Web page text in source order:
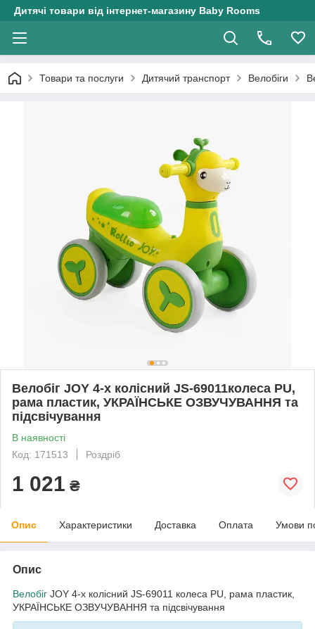
Дитячі товари від інтернет-магазину Baby Rooms
Товари та послуги Дитячий транспорт Велобіги
Велобіг JOY 4-х колісний JS-69011колеса PU,
рама пластик, УКРАЇНСЬКЕ ОЗВУЧУВАННЯ та
підсвічування
В наявності
Код: 171513
Роздріб
1 021 ₴
Опис Характеристики Доставка Оплата Умови
Опис
Велобіг JOY 4-х колісний JS-69011 колеса PU, рама пластик,
УКРАЇНСЬКЕ ОЗВУЧУВАННЯ та підсвічування